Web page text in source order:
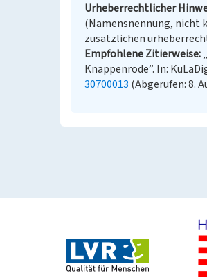
Urheberrechtlicher
(Namensnennung, nicht
zusätzlichen
Empfohlene Zitierweise
Knappenrode”. In:
30700013 (Abgerufen: 8.